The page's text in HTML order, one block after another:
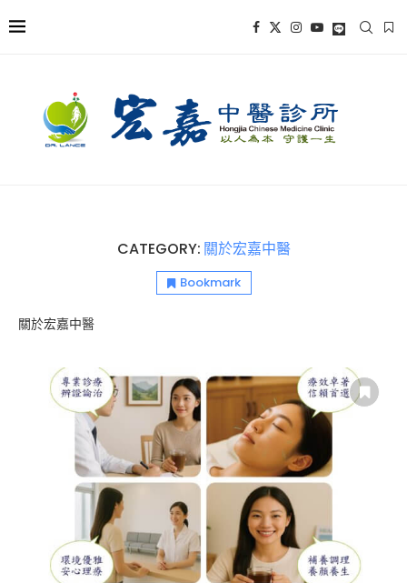
CATEGORY: 關於宏嘉中醫
Bookmark
關於宏嘉中醫